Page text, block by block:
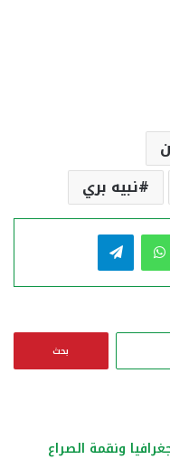
نبيه بري
واتساب
ن
ونقمة الصراع